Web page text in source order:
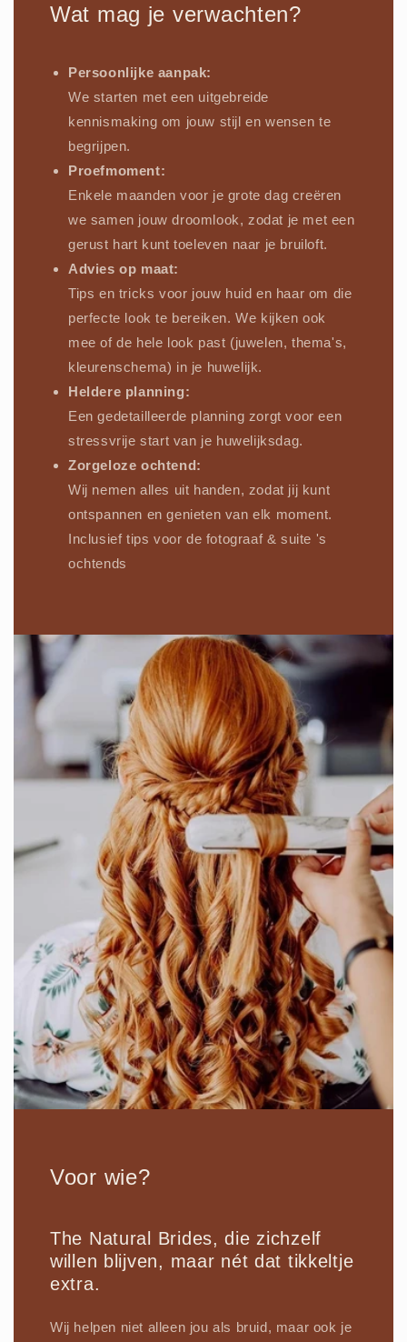
Wat mag je verwachten?
Persoonlijke aanpak:
We starten met een uitgebreide
kennismaking om jouw stijl en wensen te
begrijpen.
Proefmoment:
Enkele maanden voor je grote dag creëren
we samen jouw droomlook, zodat je met een
gerust hart kunt toeleven naar je bruiloft.
Advies op maat:
Tips en tricks voor jouw huid en haar om die
perfecte look te bereiken. We kijken ook
mee of de hele look past (juwelen, thema's,
kleurenschema) in je huwelijk.
Heldere planning:
Een gedetailleerde planning zorgt voor een
stressvrije start van je huwelijksdag.
Zorgeloze ochtend:
Wij nemen alles uit handen, zodat jij kunt
ontspannen en genieten van elk moment.
Inclusief tips voor de fotograaf & suite 's
ochtends
Voor wie?
The Natural Brides, die zichzelf
willen blijven, maar nét dat tikkeltje
extra.
Wij helpen niet alleen jou als bruid, maar ook je